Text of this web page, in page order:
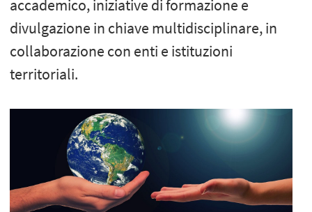
accademico, iniziative di formazione e
divulgazione in chiave multidisciplinare, in
collaborazione con enti e istituzioni
territoriali.